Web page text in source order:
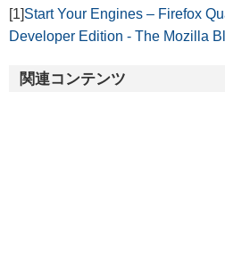
[1]Start Your Engines – Firefox
Developer Edition - The Mozilla
関連コンテンツ